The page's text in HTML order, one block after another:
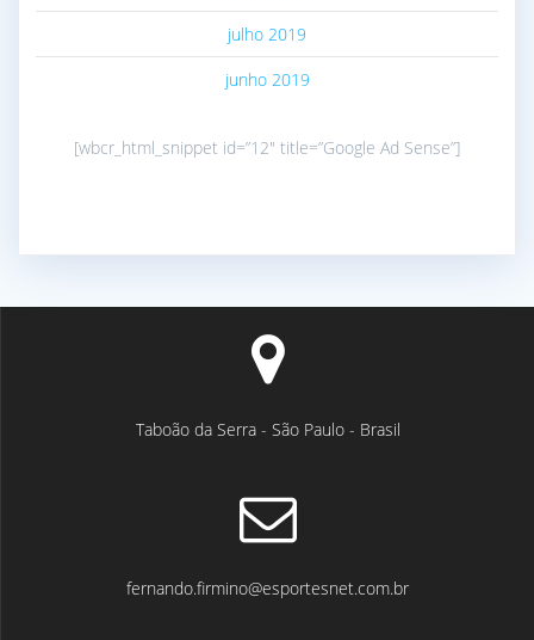
julho 2019
junho 2019
[wbcr_html_snippet id=”12″ title=”Google Ad Sense”]
Taboão da Serra - São Paulo - Brasil
fernando.firmino@esportesnet.com.br